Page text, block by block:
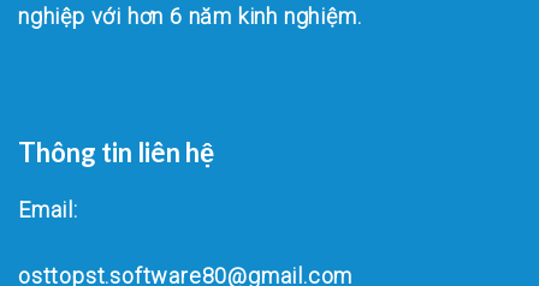
nghiệp với hơn 6 năm kinh nghiệm.
Thông tin liên hệ
Email:
osttopst.software80@gmail.com